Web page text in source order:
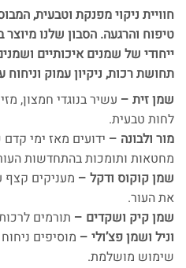
חוויית ניקוי מפנקת וטבעית,
טיפוח והרגעה. הסבון שלנו
ייחודי של שמנים איכותיים
תחושת רכות, ניקיון עמוק וניחוח
שמן זית – עשיר בנוגדי חמצון,
לחות טבעית.
מור ולבונה – ידועים מאז ימי
מחטאות ותומכות בהתחדשות
שמן קוקוס ודקל – מעניקים קצף
את העור.
שמן קיק ושקדים – תורמים
וניל ושמן פצ’ולי – מוסיפים
שימוש מושלמת.